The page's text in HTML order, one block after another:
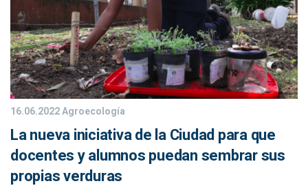
16.06.2022Agroecología
La nueva iniciativa de la Ciudad para que
docentes y alumnos puedan sembrar sus
propias verduras